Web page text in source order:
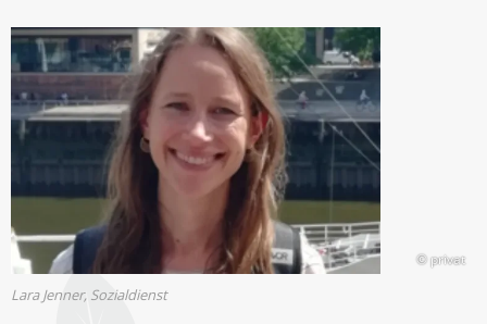
© privat
Lara Jenner, Sozialdienst